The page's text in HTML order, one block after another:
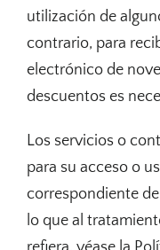
utilización de
contrario, para
electrónico de
descuentos es
Los servicios o
para su acceso o
correspondiente
lo que al